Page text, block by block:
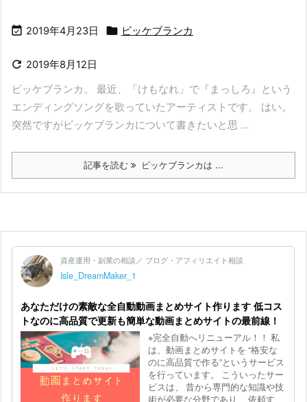
 2019年4月23日  ビッケブランカ
 2019年8月12日
ビッケブランカ。 最近、「けもなれ」で『まっしろ』という
エンディングソングを歌っていたアーティストです。 はい。
突然ですがビッケブランカについて書きたいと思 ...
記事を読む ビッケブランカは ...